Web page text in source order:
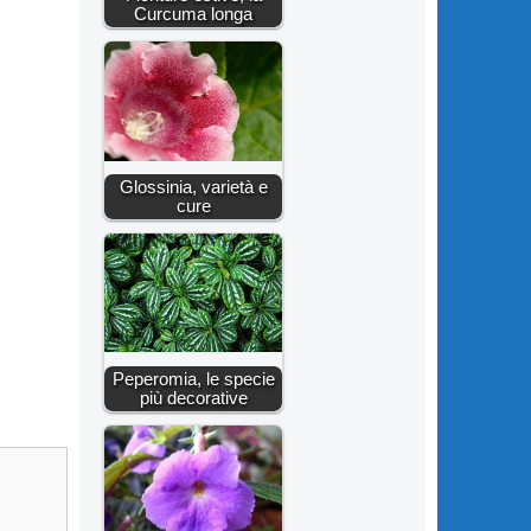
Curcuma longa
Glossinia, varietà e
cure
Peperomia, le specie
più decorative